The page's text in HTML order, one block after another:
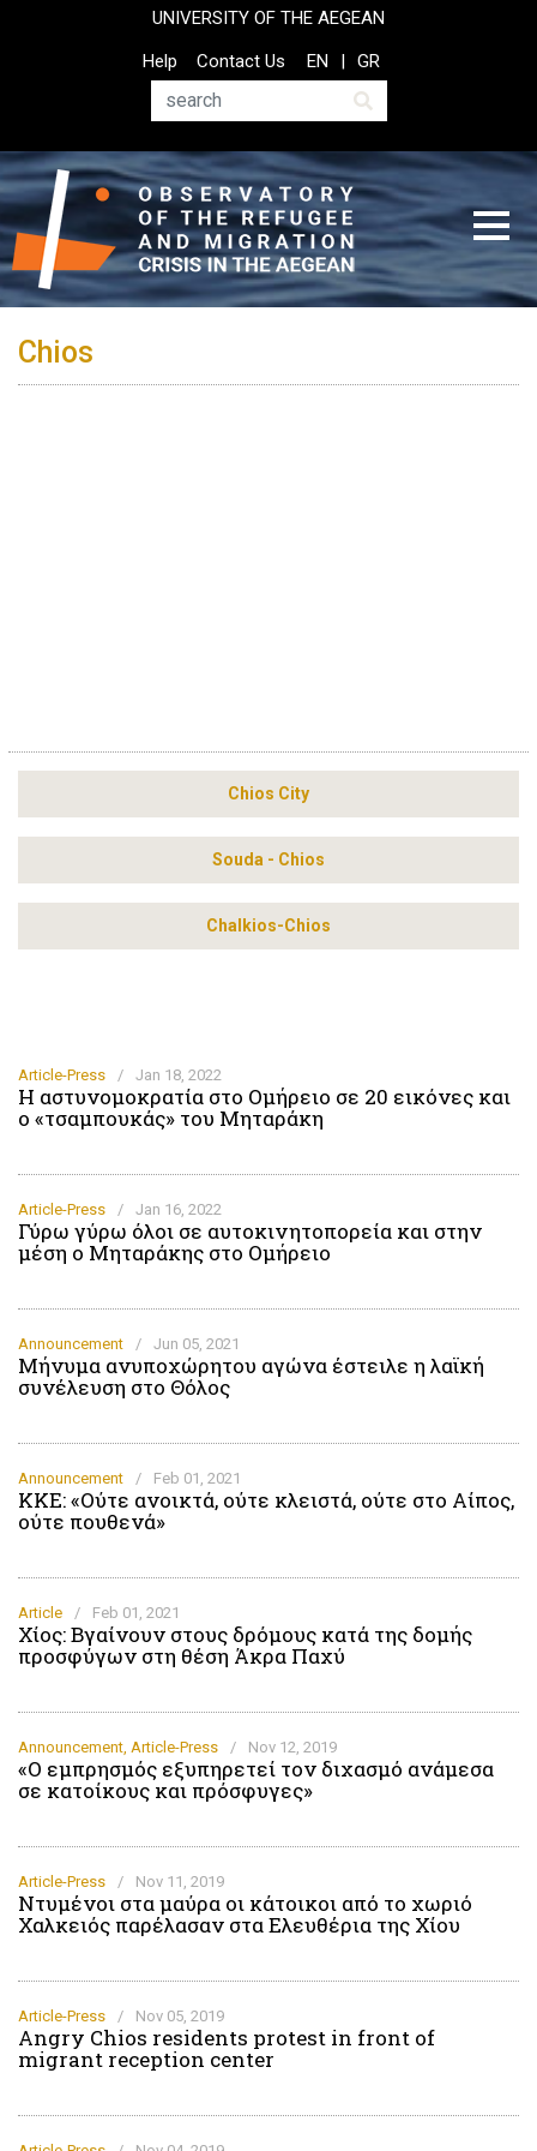
UNIVERSITY OF THE AEGEAN
Top
Header
Help
Contact Us
Search
EN GR
Chios
Chios City
Souda - Chios
Chalkios-Chios
Article-Press / Jan 18, 2022
Η αστυνομοκρατία στο Ομήρειο σε 20 εικόνες και
ο «τσαμπουκάς» του Μηταράκη
Article-Press / Jan 16, 2022
Γύρω γύρω όλοι σε αυτοκινητοπορεία και στην
μέση ο Μηταράκης στο Ομήρειο
Announcement / Jun 05, 2021
Μήνυμα ανυποχώρητου αγώνα έστειλε η λαϊκή
συνέλευση στο Θόλος
Announcement / Feb 01, 2021
ΚΚΕ: «Ούτε ανοικτά, ούτε κλειστά, ούτε στο Αίπος,
ούτε πουθενά»
Article / Feb 01, 2021
Χίος: Βγαίνουν στους δρόμους κατά της δομής
προσφύγων στη θέση Άκρα Παχύ
Announcement, Article-Press / Nov 12, 2019
«Ο εμπρησμός εξυπηρετεί τον διχασμό ανάμεσα
σε κατοίκους και πρόσφυγες»
Article-Press / Nov 11, 2019
Ντυμένοι στα μαύρα οι κάτοικοι από το χωριό
Χαλκειός παρέλασαν στα Ελευθέρια της Χίου
Article-Press / Nov 05, 2019
Angry Chios residents protest in front of
migrant reception center